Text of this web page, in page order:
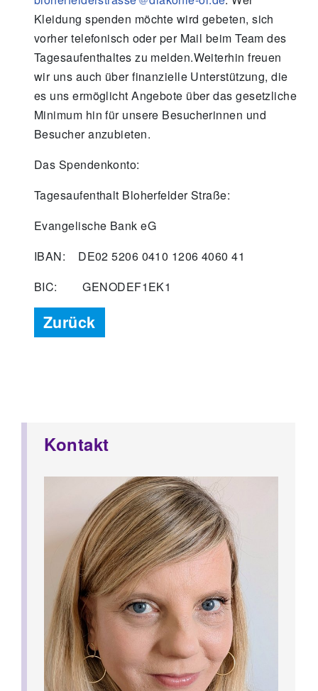
Kontakt
Kleidung spenden möchte wird gebeten, sich
vorher telefonisch oder per Mail beim Team des
Tagesaufenthaltes zu melden.Weiterhin freuen
wir uns auch über finanzielle Unterstützung, die
es uns ermöglicht Angebote über das gesetzliche
Minimum hin für unsere Besucherinnen und
Besucher anzubieten.
Das Spendenkonto:
Tagesaufenthalt Bloherfelder Straße:
Evangelische Bank eG
IBAN: DE02 5206 0410 1206 4060 41
BIC: GENODEF1EK1
Zurück